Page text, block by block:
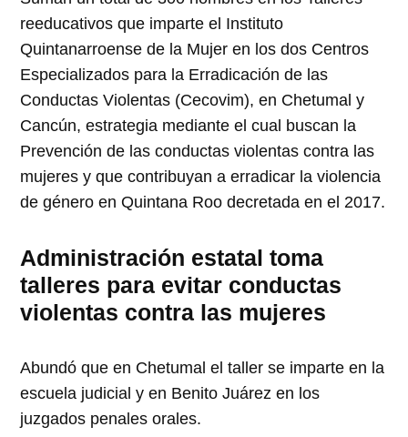
reeducativos que imparte el Instituto
Quintanarroense de la Mujer en los dos Centros
Especializados para la Erradicación de las
Conductas Violentas (Cecovim), en Chetumal y
Cancún, estrategia mediante el cual buscan la
Prevención de las conductas violentas contra las
mujeres y que contribuyan a erradicar la violencia
de género en Quintana Roo decretada en el 2017.
Administración estatal toma
talleres para evitar conductas
violentas contra las mujeres
Abundó que en Chetumal el taller se imparte en la
escuela judicial y en Benito Juárez en los
juzgados penales orales.